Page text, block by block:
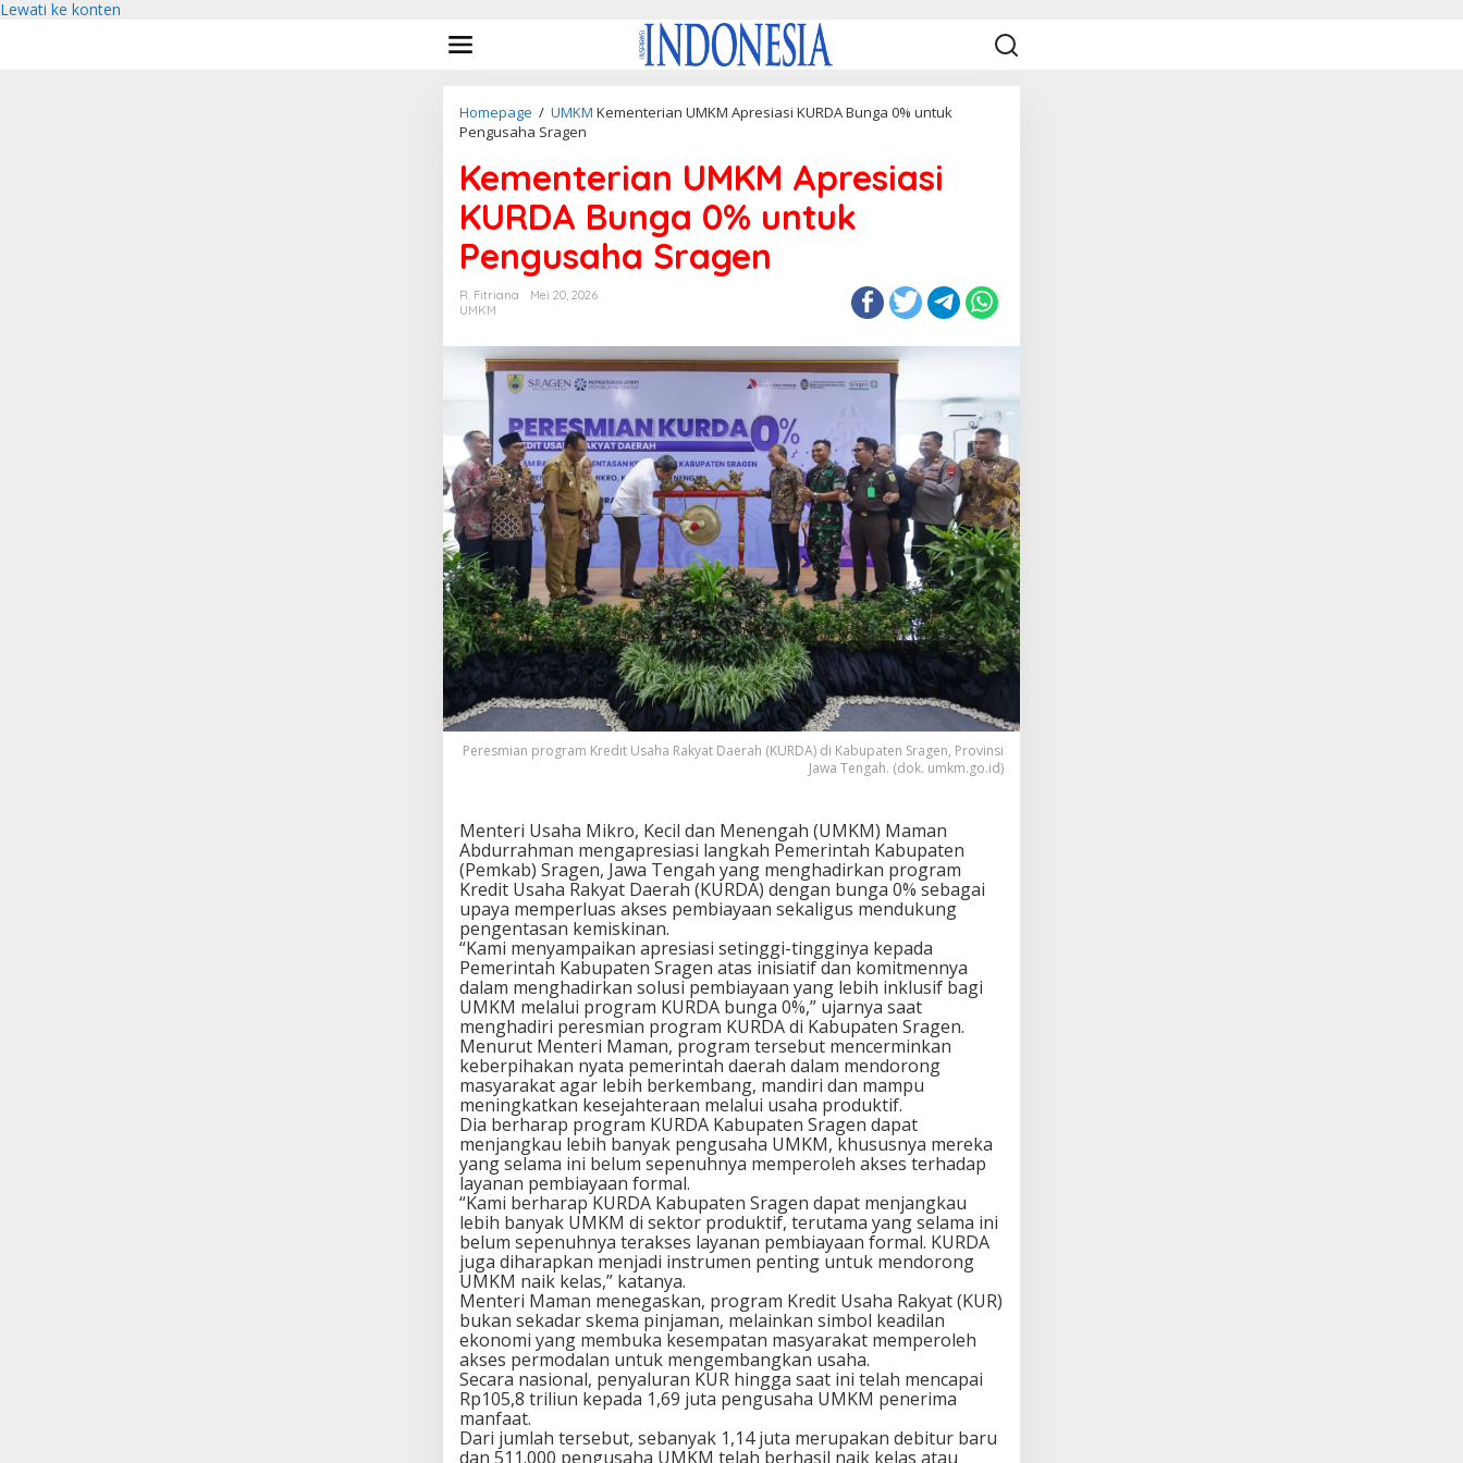
Lewati ke konten
Homepage / UMKM Kementerian UMKM Apresiasi KURDA Bunga 0% untuk
Pengusaha Sragen
Kementerian UMKM Apresiasi
KURDA Bunga 0% untuk
Pengusaha Sragen
R. Fitriana
Mei 20, 2026
UMKM
Peresmian program Kredit Usaha Rakyat Daerah (KURDA) di Kabupaten Sragen, Provinsi
Jawa Tengah. (dok. umkm.go.id)
Menteri Usaha Mikro, Kecil dan Menengah (UMKM) Maman
Abdurrahman mengapresiasi langkah Pemerintah Kabupaten
(Pemkab) Sragen, Jawa Tengah yang menghadirkan program
Kredit Usaha Rakyat Daerah (KURDA) dengan bunga 0% sebagai
upaya memperluas akses pembiayaan sekaligus mendukung
pengentasan kemiskinan.
“Kami menyampaikan apresiasi setinggi-tingginya kepada
Pemerintah Kabupaten Sragen atas inisiatif dan komitmennya
dalam menghadirkan solusi pembiayaan yang lebih inklusif bagi
UMKM melalui program KURDA bunga 0%,” ujarnya saat
menghadiri peresmian program KURDA di Kabupaten Sragen.
Menurut Menteri Maman, program tersebut mencerminkan
keberpihakan nyata pemerintah daerah dalam mendorong
masyarakat agar lebih berkembang, mandiri dan mampu
meningkatkan kesejahteraan melalui usaha produktif.
Dia berharap program KURDA Kabupaten Sragen dapat
menjangkau lebih banyak pengusaha UMKM, khususnya mereka
yang selama ini belum sepenuhnya memperoleh akses terhadap
layanan pembiayaan formal.
“Kami berharap KURDA Kabupaten Sragen dapat menjangkau
lebih banyak UMKM di sektor produktif, terutama yang selama ini
belum sepenuhnya terakses layanan pembiayaan formal. KURDA
juga diharapkan menjadi instrumen penting untuk mendorong
UMKM naik kelas,” katanya.
Menteri Maman menegaskan, program Kredit Usaha Rakyat (KUR)
bukan sekadar skema pinjaman, melainkan simbol keadilan
ekonomi yang membuka kesempatan masyarakat memperoleh
akses permodalan untuk mengembangkan usaha.
Secara nasional, penyaluran KUR hingga saat ini telah mencapai
Rp105,8 triliun kepada 1,69 juta pengusaha UMKM penerima
manfaat.
Dari jumlah tersebut, sebanyak 1,14 juta merupakan debitur baru
dan 511.000 pengusaha UMKM telah berhasil naik kelas atau